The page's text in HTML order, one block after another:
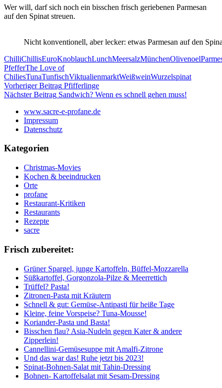
Wer will, darf sich noch ein bisschen frisch geriebenen Parmesan
auf den Spinat streuen.
Nicht konventionell, aber lecker: etwas Parmesan auf den
ChilliChillisEuroKnoblauchLunchMeersalzMünchenOlivenoel
PfefferThe Love of
ChiliesTunaTunfischViktualienmarktWeißweinWurzelspinat
Beitragsnavigation
Vorheriger Beitrag Pfifferlinge
Nächster Beitrag Sandwich? Wenn es schnell gehen muss!
www.sacre-e-profane.de
Impressum
Datenschutz
Kategorien
Christmas-Movies
Kochen & beeindrucken
Orte
profane
Restaurant-Kritiken
Restaurants
Rezepte
sacre
Frisch zubereitet:
Grüner Spargel, junge Kartoffeln, Büffel-Mozzarella
Süßkartoffel, Gorgonzola-Pilze & Meerrettich
Trüffel? Pasta!
Zitronen-Pasta mit Kräutern
Schnell & gut: Gemüse-Antipasti für heiße Tage
Kleine, feine Vorspeise? Tuna-Mousse!
Koriander-Pasta und Basta!
Bisschen flau? Asia-Nudeln gegen Kater & andere
Zipperlein!
Cannellini-Gemüsesuppe mit Amalfi-Zitrone
Und das war das! Ruhe jetzt bis 2023!
Spinat-Bohnen-Salat mit Tahin-Dressing
Bohnen- Kartoffelsalat mit Sesam-Dressing